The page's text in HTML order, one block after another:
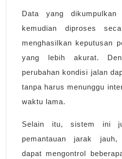
Data yang
kemudian diproses
menghasilkan keputusan
yang lebih akurat.
perubahan kondisi jalan
tanpa harus menunggu
waktu lama.
Selain itu, sistem ini
pemantauan jarak jauh,
dapat mengontrol